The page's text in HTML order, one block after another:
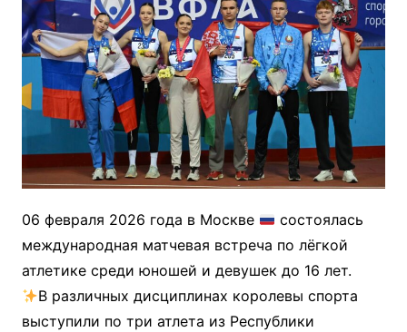
06 февраля 2026 года в Москве
состоялась
международная матчевая встреча по лёгкой
атлетике среди юношей и девушек до 16 лет.
В различных дисциплинах королевы спорта
выступили по три атлета из Республики